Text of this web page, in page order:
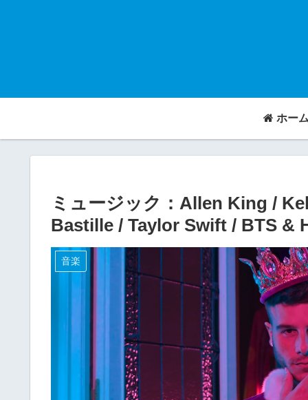
ホー
ミュージック：Allen King /
Bastille / Taylor Swift / BTS &
音楽